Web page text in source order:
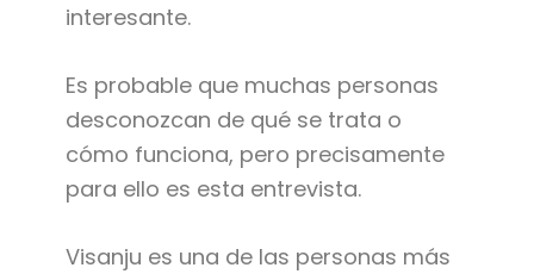
interesante.
Es probable que muchas personas
desconozcan de qué se trata o
cómo funciona, pero precisamente
para ello es esta entrevista.
Visanju es una de las personas más